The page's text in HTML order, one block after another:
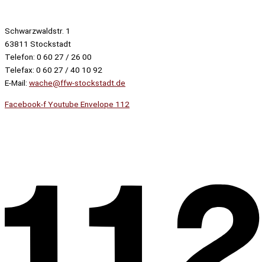
Schwarzwaldstr. 1
63811 Stockstadt
Telefon: 0 60 27 / 26 00
Telefax: 0 60 27 / 40 10 92
E-Mail: wache@ffw-stockstadt.de
Facebook-fYoutube Envelope 112